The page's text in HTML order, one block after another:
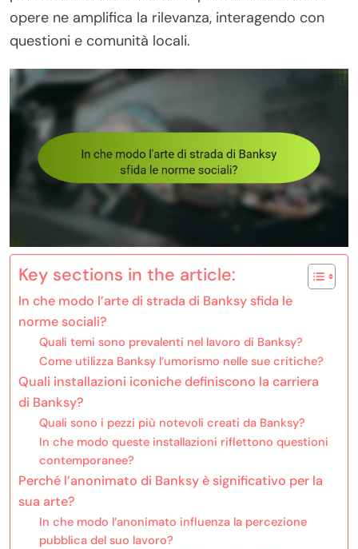
opere ne amplifica la rilevanza, interagendo con
questioni e comunità locali.
Key sections in the article:
In che modo l’arte di strada di Banksy sfida le
norme sociali?
Quali temi sono prevalenti nel lavoro di Banksy?
Come utilizza Banksy l’umorismo nelle sue critiche?
Quali installazioni iconiche definiscono la carriera
di Banksy?
Quali sono i pezzi più notevoli creati da Banksy?
In che modo queste installazioni riflettono questioni
contemporanee?
Perché l’anonimato di Banksy è significativo per la
sua arte?
In che modo l’anonimato influenza la percezione
pubblica del suo lavoro?